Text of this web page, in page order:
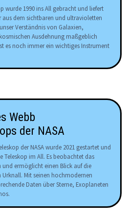
wurde 1990 ins All gebracht und liefert
aus dem sichtbaren und ultravioletten
Verständnis von Galaxien,
Ausdehnung maßgeblich
es noch immer ein wichtiges Instrument
Webb
der NASA
der NASA wurde 2021 gestartet und
Teleskop im All. Es beobachtet das
ermöglicht einen Blick auf die
Urknall. Mit seinen hochmodernen
Daten über Sterne, Exoplaneten